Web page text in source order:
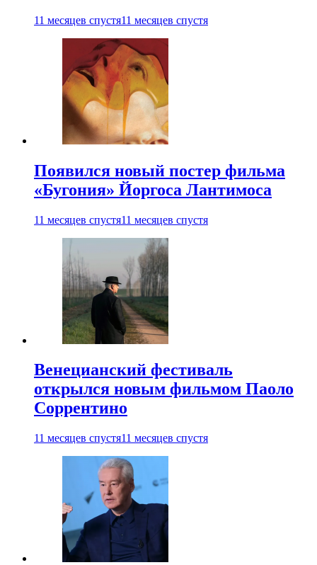
11 месяцев спустя11 месяцев спустя
Появился новый постер фильма
«Бугония» Йоргоса Лантимоса
11 месяцев спустя11 месяцев спустя
Венецианский фестиваль
открылся новым фильмом Паоло
Соррентино
11 месяцев спустя11 месяцев спустя